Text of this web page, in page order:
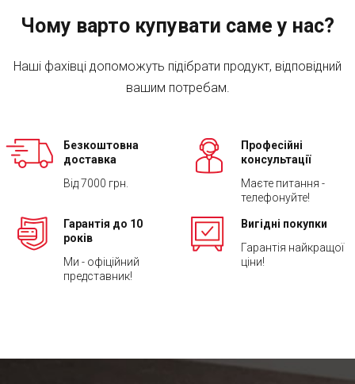
Чому варто купувати саме у нас?
Наші фахівці допоможуть підібрати продукт, відповідний
вашим потребам.
Безкоштовна
доставка
Від 7000 грн.
Професійні
консультації
Маєте питання -
телефонуйте!
Гарантія до 10
років
Ми - офіційний
представник!
Вигідні покупки
Гарантія найкращої
ціни!